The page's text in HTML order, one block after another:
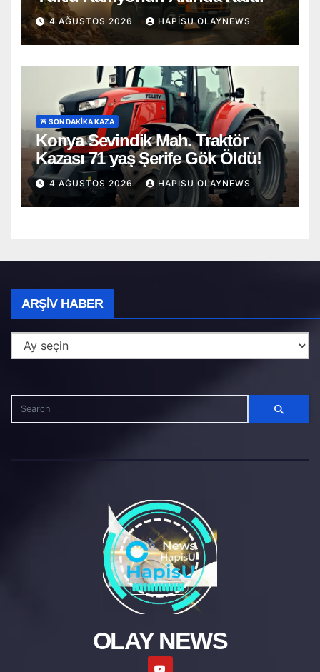
4 AĞUSTOS 2026 HAPISU OLAYNEWS
🚨 SON DAKİKA KAZA
Konya Sevindik Mah. Traktör
Kazası 71 yaş Şerife Gök Öldü!
4 AĞUSTOS 2026 HAPISU OLAYNEWS
ARŞIV HABER
Haber
OLAY NEWS